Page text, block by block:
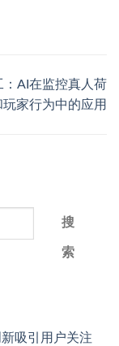
：AI在监控真人荷
家行为中的应用
搜
索
吸引用户关注